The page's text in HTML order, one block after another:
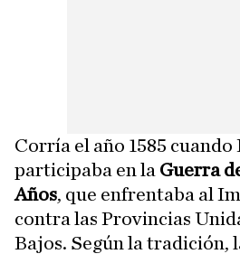
Corría el año 1585 cuando
participaba en la Guerra
Años, que enfrentaba al
contra las Provincias
Bajos. Según la tradición,